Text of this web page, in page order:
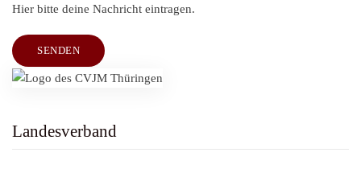
Hier bitte deine Nachricht eintragen.
SENDEN
Landesverband